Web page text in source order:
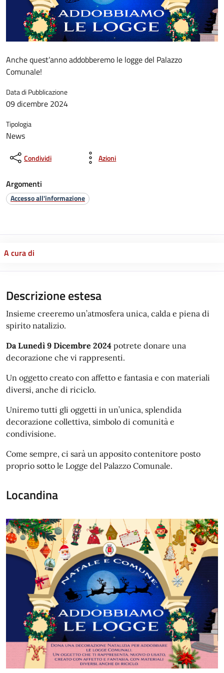
Anche quest’anno addobberemo le logge del Palazzo
Comunale!
Data di Pubblicazione
09 dicembre 2024
Tipologia
News
Condividi Azioni
Argomenti
Accesso all'informazione
A cura di
Descrizione estesa
Insieme creeremo un’atmosfera unica, calda e piena di
spirito natalizio.
Da Lunedì 9 Dicembre 2024 potrete donare una
decorazione che vi rappresenti.
Un oggetto creato con affetto e fantasia e con materiali
diversi, anche di riciclo.
Uniremo tutti gli oggetti in un’unica, splendida
decorazione collettiva, simbolo di comunità e
condivisione.
Come sempre, ci sarà un apposito contenitore posto
proprio sotto le Logge del Palazzo Comunale.
Locandina